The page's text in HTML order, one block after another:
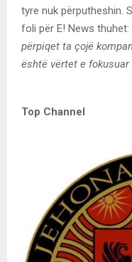
tyre nuk përputheshin.
foli për E! News thuhet:
përpiqet ta çojë
është vërtet e fokusuar
Top Channel